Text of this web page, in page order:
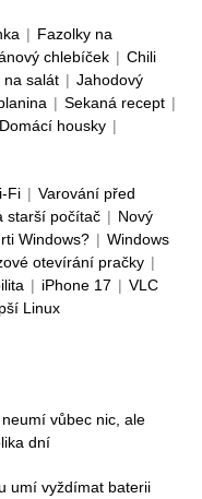
| Fazolky na
chlebíček | Chili
na salát | Jahodový
| Sekaná recept |
Domácí housky |
Fi | Varování před
starší počítač | Nový
Windows? | Windows
otevírání pračky |
| iPhone 17 | VLC
Linux
vůbec nic, ale
dní
umí vyždímat baterii